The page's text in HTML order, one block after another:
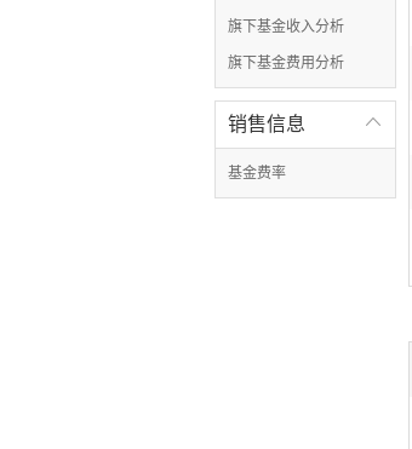
旗下基金收入分析
旗下基金费用分析

销售信息
基金费率